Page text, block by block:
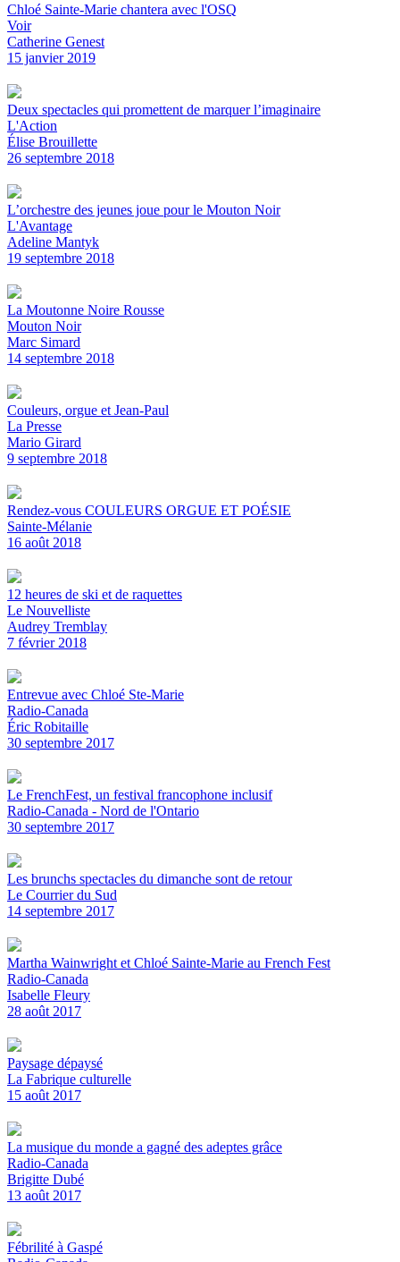
Chloé Sainte-Marie chantera avec l'OSQ
Voir
Catherine Genest
15 janvier 2019
Deux spectacles qui promettent de marquer l’imaginaire
L'Action
Élise Brouillette
26 septembre 2018
L’orchestre des jeunes joue pour le Mouton Noir
L'Avantage
Adeline Mantyk
19 septembre 2018
La Moutonne Noire Rousse
Mouton Noir
Marc Simard
14 septembre 2018
Couleurs, orgue et Jean-Paul
La Presse
Mario Girard
9 septembre 2018
Rendez-vous COULEURS ORGUE ET POÉSIE
Sainte-Mélanie
16 août 2018
12 heures de ski et de raquettes
Le Nouvelliste
Audrey Tremblay
7 février 2018
Entrevue avec Chloé Ste-Marie
Radio-Canada
Éric Robitaille
30 septembre 2017
Le FrenchFest, un festival francophone inclusif
Radio-Canada - Nord de l'Ontario
30 septembre 2017
Les brunchs spectacles du dimanche sont de retour
Le Courrier du Sud
14 septembre 2017
Martha Wainwright et Chloé Sainte-Marie au French Fest
Radio-Canada
Isabelle Fleury
28 août 2017
Paysage dépaysé
La Fabrique culturelle
15 août 2017
La musique du monde a gagné des adeptes grâce
Radio-Canada
Brigitte Dubé
13 août 2017
Fébrilité à Gaspé